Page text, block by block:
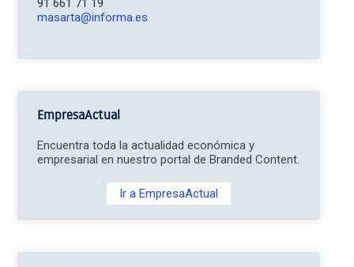
91 661 71 19
masarta@informa.es
EmpresaActual
Encuentra toda la actualidad económica y
empresarial en nuestro portal de Branded Content.
Ir a EmpresaActual